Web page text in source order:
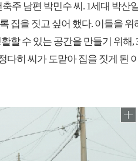
주 남편 박민수 씨. 1세대 박산
집을 짓고 싶어 했다. 이들을 위
할 수 있는 공간을 만들기 위해,
다히 씨가 도맡아 집을 짓게 된